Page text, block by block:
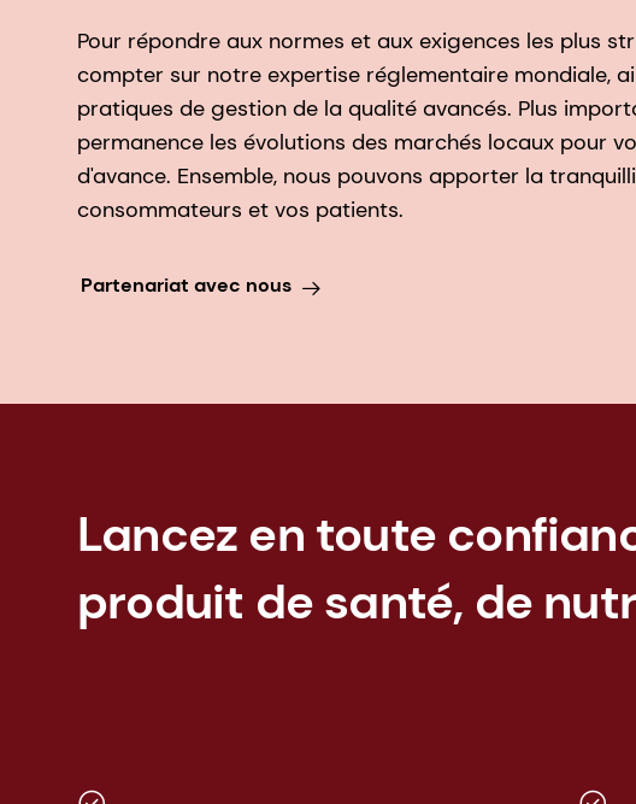
Pour répondre aux normes et aux exigences les plus
compter sur notre expertise réglementaire mondiale,
pratiques de gestion de la qualité avancés. Plus
permanence les évolutions des marchés locaux pour
d'avance. Ensemble, nous pouvons apporter la
consommateurs et vos patients.
Partenariat avec nous
Lancez en toute
produit de santé, de